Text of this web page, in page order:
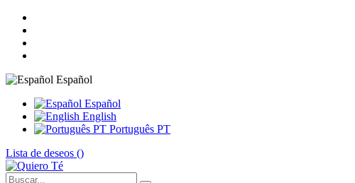
Español
Español
English
Português PT
Lista de deseos ()